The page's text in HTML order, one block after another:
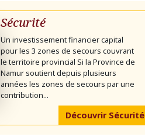
Sécurité
Un investissement financier capital
pour les 3 zones de secours couvrant
le territoire provincial Si la Province de
Namur soutient depuis plusieurs
années les zones de secours par une
contribution...
Découvrir Sécurité